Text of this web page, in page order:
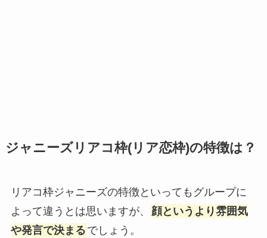
ジャニーズリアコ枠(リア恋枠)の特徴は？
リアコ枠ジャニーズの特徴といってもグループに
よって違うとは思いますが、 顔というより雰囲気
や発言で決まるでしょう。